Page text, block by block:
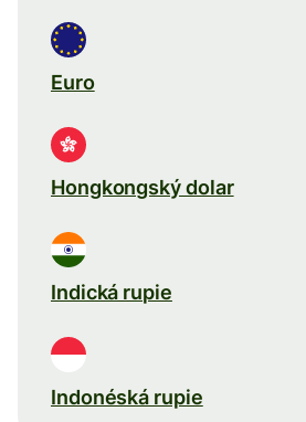
Euro
Hongkongský dolar
Indická rupie
Indonéská rupie